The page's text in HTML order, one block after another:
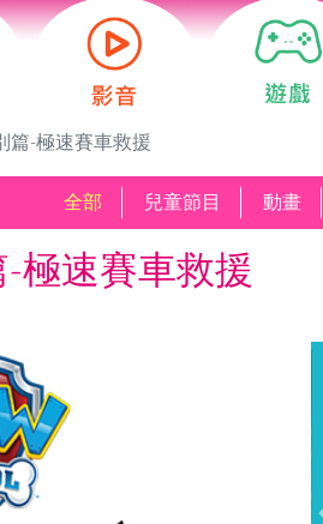
篇-極速賽車救援
全部 兒童節目 動畫
極速賽車救援